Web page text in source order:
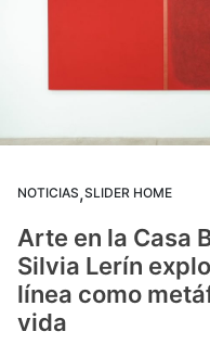
NOTICIAS,SLIDER HOME
Arte en la Casa
Silvia Lerín
línea como
vida